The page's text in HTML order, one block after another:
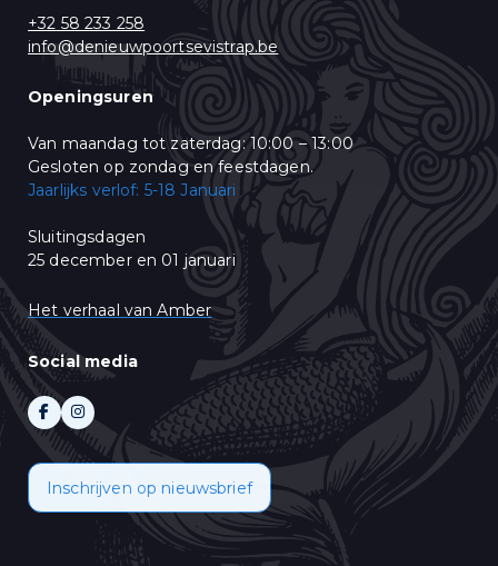
bezoek onze website.
Wij gebruiken Mailchimp als ons e-mail marketing-platform. Wanneer
u op "Abonneren" klikt, stemt u in met het delen van uw
+32 58 233 258
info@denieuwpoortsevistrap.be
Openingsuren
Van maandag tot zaterdag: 10:00 – 13:00
Gesloten op zondag en feestdagen.
Jaarlijks verlof: 5-18 Januari
Sluitingsdagen
25 december en 01 januari
Het verhaal van Amber
Social media
Inschrijven op nieuwsbrief